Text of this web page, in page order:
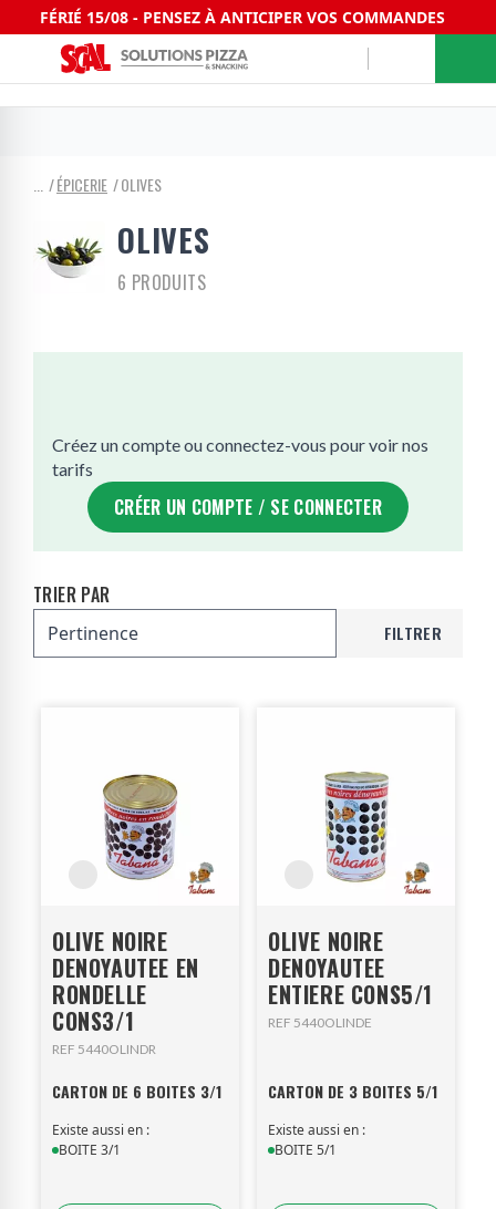
FÉRIÉ 15/08 - PENSEZ À ANTICIPER VOS COMMANDES
ÉPICERIE OLIVES
OLIVES
6 PRODUITS
Créez un compte ou connectez-vous pour voir nos
tarifs
CRÉER UN COMPTE / SE CONNECTER
TRIER PAR
FILTRER
OLIVE NOIRE
DENOYAUTEE EN
RONDELLE
CONS3/1
REF 5440OLINDR
CARTON DE 6 BOITES 3/1
Existe aussi en :
BOITE 3/1
OLIVE NOIRE
DENOYAUTEE
ENTIERE CONS5/1
REF 5440OLINDE
CARTON DE 3 BOITES 5/1
Existe aussi en :
BOITE 5/1